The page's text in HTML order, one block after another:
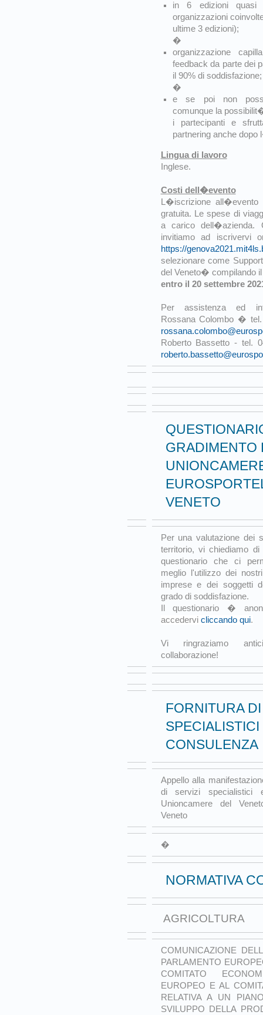
in 6 edizioni quasi
organizzazioni
ultime 3 edizioni);
�
organizzazione
feedback da parte dei
il 90% di soddisfazione;
�
e se poi non
comunque la
i partecipanti e
partnering anche dopo
Lingua di lavoro
Inglese.
Costi dell�evento
L�iscrizione
gratuita. Le spese di
a carico dell�azienda.
invitiamo ad iscrivervi
https://
selezionare come
del Veneto� compilando
entro il 20 settembre
Per assistenza ed
Rossana Colombo �
Roberto Bassetto - tel.
GRADIMENTO
VENETO
Per una valutazione dei
territorio, vi chiediamo
questionario che ci
meglio l'utilizzo dei
imprese e dei soggetti
grado di soddisfazione.
Il questionario �
accedervi cliccando qui.
Vi ringraziamo
collaborazione!
FORNITURA
SPECIALISTICI
CONSULENZA
Appello alla
di servizi specialistici
Unioncamere del
Veneto
�
NORMATIVA
AGRICOLTURA
COMUNICAZIONE
PARLAMENTO
COMITATO
EUROPEO E AL
RELATIVA A UN
SVILUPPO DELLA